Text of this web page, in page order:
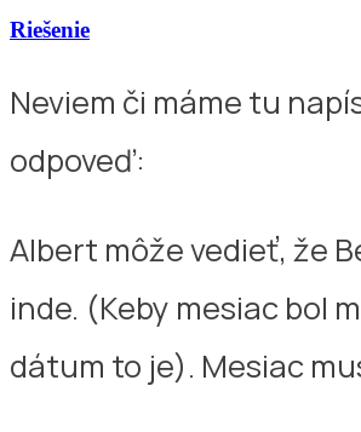
Riešenie
Neviem či máme tu
odpoveď:
Albert môže vedieť, že
inde. (Keby mesiac bol
dátum to je). Mesiac